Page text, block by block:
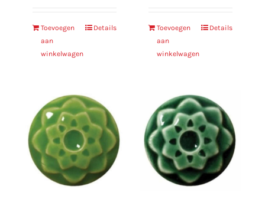
Toevoegen
aan
winkelwagen
Details
Toevoegen
aan
winkelwagen
Details